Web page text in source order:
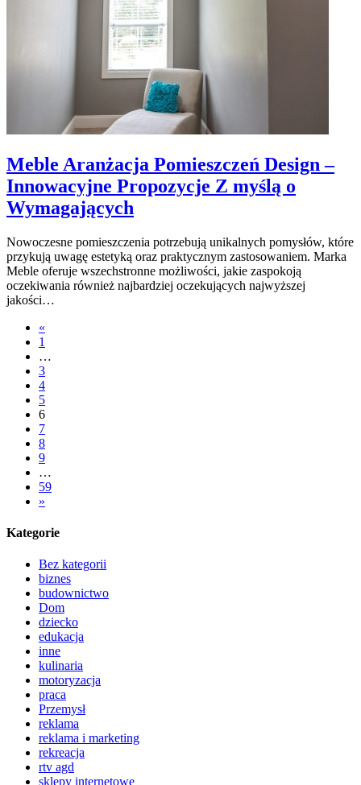
Meble Aranżacja Pomieszczeń Design –
Innowacyjne Propozycje Z myślą o
Wymagających
Nowoczesne pomieszczenia potrzebują unikalnych pomysłów, które
przykują uwagę estetyką oraz praktycznym zastosowaniem. Marka
Meble oferuje wszechstronne możliwości, jakie zaspokoją
oczekiwania również najbardziej oczekujących najwyższej
jakości…
«
1
…
3
4
5
6
7
8
9
…
59
»
Kategorie
Bez kategorii
biznes
budownictwo
Dom
dziecko
edukacja
inne
kulinaria
motoryzacja
praca
Przemysł
reklama
reklama i marketing
rekreacja
rtv agd
sklepy internetowe